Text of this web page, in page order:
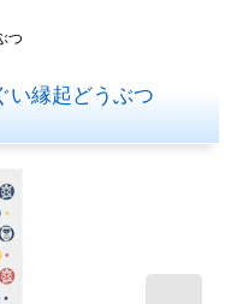
つ
い縁起どうぶつ